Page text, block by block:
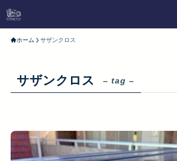
ホーム サザンクロス
サザンクロス – tag –